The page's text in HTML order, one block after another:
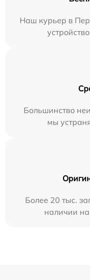
Наш курьер в
Большинство
мы
Более 20 тыс.
наличии